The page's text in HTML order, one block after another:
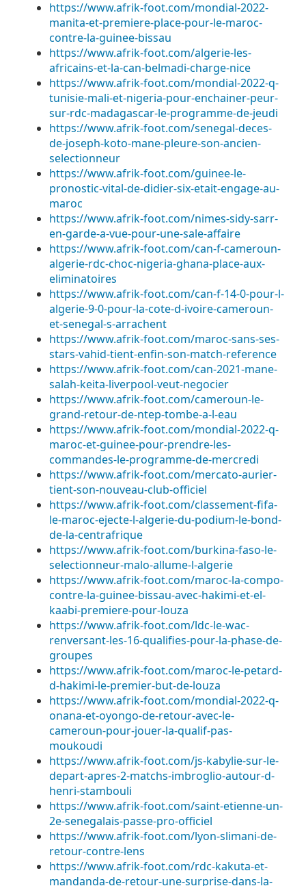
https://www.afrik-foot.com/mondial-2022-
manita-et-premiere-place-pour-le-maroc-
contre-la-guinee-bissau
https://www.afrik-foot.com/algerie-les-
africains-et-la-can-belmadi-charge-nice
https://www.afrik-foot.com/mondial-2022-q-
tunisie-mali-et-nigeria-pour-enchainer-peur-
sur-rdc-madagascar-le-programme-de-jeudi
https://www.afrik-foot.com/senegal-deces-
de-joseph-koto-mane-pleure-son-ancien-
selectionneur
https://www.afrik-foot.com/guinee-le-
pronostic-vital-de-didier-six-etait-engage-au-
maroc
https://www.afrik-foot.com/nimes-sidy-sarr-
en-garde-a-vue-pour-une-sale-affaire
https://www.afrik-foot.com/can-f-cameroun-
algerie-rdc-choc-nigeria-ghana-place-aux-
eliminatoires
https://www.afrik-foot.com/can-f-14-0-pour-l-
algerie-9-0-pour-la-cote-d-ivoire-cameroun-
et-senegal-s-arrachent
https://www.afrik-foot.com/maroc-sans-ses-
stars-vahid-tient-enfin-son-match-reference
https://www.afrik-foot.com/can-2021-mane-
salah-keita-liverpool-veut-negocier
https://www.afrik-foot.com/cameroun-le-
grand-retour-de-ntep-tombe-a-l-eau
https://www.afrik-foot.com/mondial-2022-q-
maroc-et-guinee-pour-prendre-les-
commandes-le-programme-de-mercredi
https://www.afrik-foot.com/mercato-aurier-
tient-son-nouveau-club-officiel
https://www.afrik-foot.com/classement-fifa-
le-maroc-ejecte-l-algerie-du-podium-le-bond-
de-la-centrafrique
https://www.afrik-foot.com/burkina-faso-le-
selectionneur-malo-allume-l-algerie
https://www.afrik-foot.com/maroc-la-compo-
contre-la-guinee-bissau-avec-hakimi-et-el-
kaabi-premiere-pour-louza
https://www.afrik-foot.com/ldc-le-wac-
renversant-les-16-qualifies-pour-la-phase-de-
groupes
https://www.afrik-foot.com/maroc-le-petard-
d-hakimi-le-premier-but-de-louza
https://www.afrik-foot.com/mondial-2022-q-
onana-et-oyongo-de-retour-avec-le-
cameroun-pour-jouer-la-qualif-pas-
moukoudi
https://www.afrik-foot.com/js-kabylie-sur-le-
depart-apres-2-matchs-imbroglio-autour-d-
henri-stambouli
https://www.afrik-foot.com/saint-etienne-un-
2e-senegalais-passe-pro-officiel
https://www.afrik-foot.com/lyon-slimani-de-
retour-contre-lens
https://www.afrik-foot.com/rdc-kakuta-et-
mandanda-de-retour-une-surprise-dans-la-